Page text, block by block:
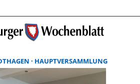
HAUPTVERSAMMLUNG